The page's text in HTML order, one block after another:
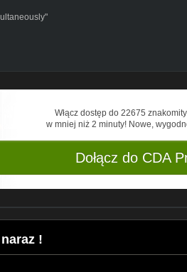
Włącz dostęp do 22675
w mniej niż 2 minuty! Nowe,
Dołącz do CDA
!